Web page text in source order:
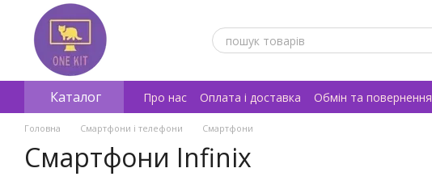
Перейти к основному контенту
Каталог Про нас Оплата і доставка Обмін та повернення
Відгуки про магазин
Головна Смартфони і телефони Смартфони
Смартфони Infinix